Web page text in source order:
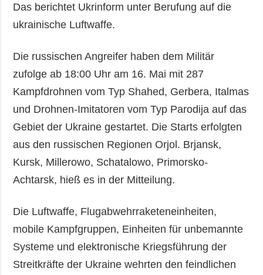
Das berichtet Ukrinform unter Berufung auf die
ukrainische Luftwaffe.
Die russischen Angreifer haben dem Militär
zufolge ab 18:00 Uhr am 16. Mai mit 287
Kampfdrohnen vom Typ Shahed, Gerbera, Italmas
und Drohnen-Imitatoren vom Typ Parodija auf das
Gebiet der Ukraine gestartet. Die Starts erfolgten
aus den russischen Regionen Orjol. Brjansk,
Kursk, Millerowo, Schatalowo, Primorsko-
Achtarsk, hieß es in der Mitteilung.
Die Luftwaffe, Flugabwehrraketeneinheiten,
mobile Kampfgruppen, Einheiten für unbemannte
Systeme und elektronische Kriegsführung der
Streitkräfte der Ukraine wehrten den feindlichen